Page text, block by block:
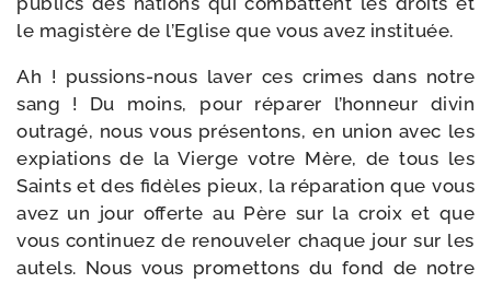
le magis­tère de l’Eglise que vous avez instituée.
Ah ! pussions-​nous laver ces crimes dans notre
sang ! Du moins, pour répa­rer l’hon­neur divin
outra­gé, nous vous pré­sen­tons, en union avec les
expia­tions de la Vierge votre Mère, de tous les
Saints et des fidèles pieux, la répa­ra­tion que vous
avez un jour offerte au Père sur la croix et que
vous conti­nuez de renou­ve­ler chaque jour sur les
autels. Nous vous pro­met­tons du fond de notre